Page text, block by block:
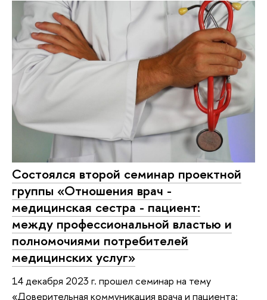
Состоялся второй семинар проектной
группы «Отношения врач -
медицинская сестра - пациент:
между профессиональной властью и
полномочиями потребителей
медицинских услуг»
14 декабря 2023 г. прошел семинар на тему
«Доверительная коммуникация врача и пациента: